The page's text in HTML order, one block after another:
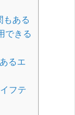
もある
できる
るエ
フテ